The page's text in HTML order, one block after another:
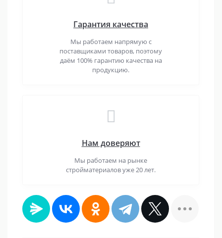
Гарантия качества
Мы работаем напрямую с
поставщиками товаров, поэтому
даём 100% гарантию качества на
продукцию.
Нам доверяют
Мы работаем на рынке
стройматериалов уже 20 лет.